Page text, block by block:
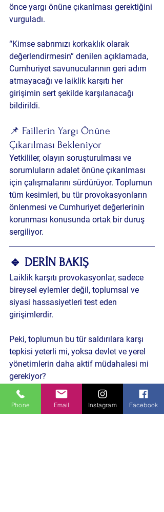
önce yargı önüne çıkarılması gerektiğini
vurguladı.
“Kimse sabrımızı korkaklık olarak
değerlendirmesin” denilen açıklamada,
Cumhuriyet savunucularının geri adım
atmayacağı ve laiklik karşıtı her
girişimin sert şekilde karşılanacağı
bildirildi.
📌 Faillerin Yargı Önüne
Çıkarılması Bekleniyor
Yetkililer, olayın soruşturulması ve
sorumluların adalet önüne çıkarılması
için çalışmalarını sürdürüyor. Toplumun
tüm kesimleri, bu tür provokasyonların
önlenmesi ve Cumhuriyet değerlerinin
korunması konusunda ortak bir duruş
sergiliyor.
🔹 DERİN BAKIŞ
Laiklik karşıtı provokasyonlar, sadece
bireysel eylemler değil, toplumsal ve
siyasi hassasiyetleri test eden
girişimlerdir.
Peki, toplumun bu tür saldırılara karşı
tepkisi yeterli mi, yoksa devlet ve yerel
yönetimlerin daha aktif müdahalesi mi
gerekiyor?
Şu tarz haberlere de göz atın:Bursa’daki
Phone Email Instagram Facebook